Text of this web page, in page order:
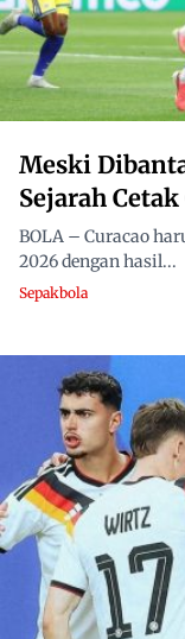
Meski
Sejarah
BOLA – Curacao
2026 dengan hasil...
Sepakbola